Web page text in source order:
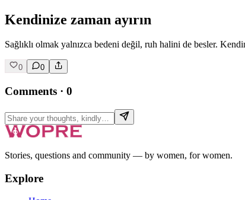
Kendinize zaman ayırın
Sağlıklı olmak yalnızca bedeni değil, ruh halini de besler.
0 0
Comments · 0
Stories, questions and community — by women, for women.
Explore